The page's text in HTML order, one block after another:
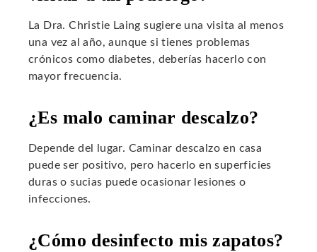
La Dra. Christie Laing sugiere una visita al menos
una vez al año, aunque si tienes problemas
crónicos como diabetes, deberías hacerlo con
mayor frecuencia.
¿Es malo caminar descalzo?
Depende del lugar. Caminar descalzo en casa
puede ser positivo, pero hacerlo en superficies
duras o sucias puede ocasionar lesiones o
infecciones.
¿Cómo desinfecto mis zapatos?